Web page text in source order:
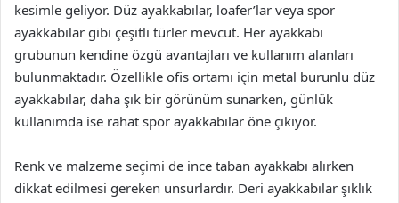
kesimle geliyor. Düz ayakkabılar, loafer’lar veya spor
ayakkabılar gibi çeşitli türler mevcut. Her ayakkabı
grubunun kendine özgü avantajları ve kullanım alanları
bulunmaktadır. Özellikle ofis ortamı için metal burunlu düz
ayakkabılar, daha şık bir görünüm sunarken, günlük
kullanımda ise rahat spor ayakkabılar öne çıkıyor.
Renk ve malzeme seçimi de ince taban ayakkabı alırken
dikkat edilmesi gereken unsurlardır. Deri ayakkabılar şıklık